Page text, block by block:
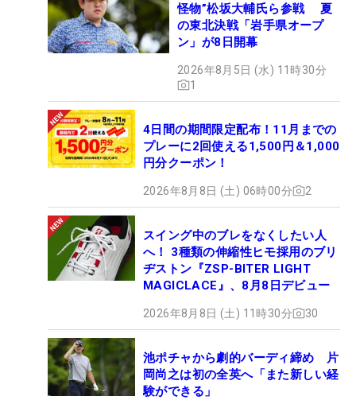
怪物”松坂大輔氏ら参戦 夏
の東北決戦「岩手県オープ
ン」が8日開幕
2026年8月5日 (水) 11時30分
1
4日間の期間限定配布！11月までの
プレーに2回使える1,500円＆1,000
円分クーポン！
2026年8月8日 (土) 06時00分 2
スイング中のブレをなくしたい人
へ！ 3種類の伸縮性ヒモ採用のブリ
ヂストン『ZSP-BITER LIGHT
MAGICLACE』、8月8日デビュー
2026年8月8日 (土) 11時30分 30
池ポチャから劇的バーディ締め 片
岡尚之は初の全英へ「また新しい経
験ができる」